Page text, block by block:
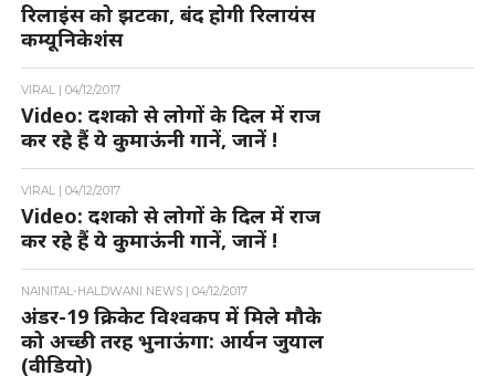
रिलाइंस को झटका, बंद होगी रिलायंस
कम्यूनिकेशंस
VIRAL | 04/12/2017
Video: दशको से लोगों के दिल में राज
कर रहे हैं ये कुमाऊंनी गानें, जानें !
VIRAL | 04/12/2017
Video: दशको से लोगों के दिल में राज
कर रहे हैं ये कुमाऊंनी गानें, जानें !
NAINITAL-HALDWANI NEWS | 04/12/2017
अंडर-19 क्रिकेट विश्वकप में मिले मौके
को अच्छी तरह भुनाऊंगा: आर्यन जुयाल
(वीडियो)